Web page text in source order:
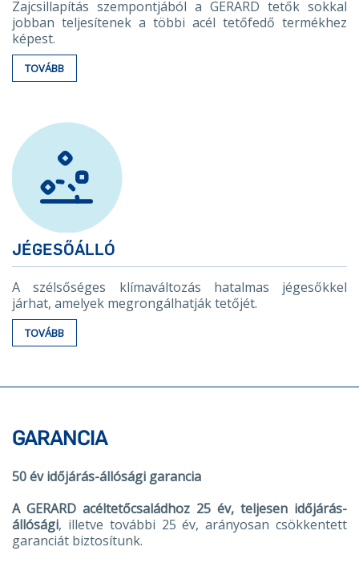
Zajcsillapítás szempontjából a GERARD tetők sokkal
jobban teljesítenek a többi acél tetőfedő termékhez
képest.
TOVÁBB
JÉGESŐÁLLÓ
A szélsőséges klímaváltozás hatalmas jégesőkkel
járhat, amelyek megrongálhatják tetőjét.
TOVÁBB
GARANCIA
50 év időjárás-állósági garancia
A GERARD acéltetőcsaládhoz 25 év, teljesen időjárás-
állósági, illetve további 25 év, arányosan csökkentett
garanciát biztosítunk.